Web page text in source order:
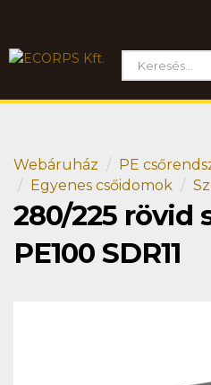
Webáruház
PE
Egyenes csőidomok
280/225 rövid
PE100 SDR11